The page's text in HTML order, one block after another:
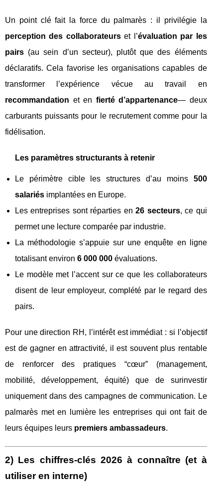
Un point clé fait la force du palmarès : il privilégie la
perception des collaborateurset l’évaluation par les
pairs (au sein d’un secteur), plutôt que des éléments
déclaratifs. Cela favorise les organisations capables de
transformer l’expérience vécue au travail en
recommandation et en fierté d’appartenance— deux
carburants puissants pour le recrutement comme pour la
fidélisation.
Les paramètres structurants à retenir
Le périmètre cible les structures d’au moins 500
salariés implantées en Europe.
Les entreprises sont réparties en26 secteurs, ce qui
permet une lecture comparée par industrie.
La méthodologie s’appuie sur une enquête en ligne
totalisant environ 6 000 000 évaluations.
Le modèle met l’accent sur ce que les collaborateurs
disent de leur employeur, complété par le regard des
pairs.
Pour une direction RH, l’intérêt est immédiat : si l’objectif
est de gagner en attractivité, il est souvent plus rentable
de renforcer des pratiques “cœur” (management,
mobilité, développement, équité) que de surinvestir
uniquement dans des campagnes de communication. Le
palmarès met en lumière les entreprises qui ont fait de
leurs équipes leurs premiers ambassadeurs.
2) Les chiffres-clés 2026 à connaître (et à
utiliser en interne)